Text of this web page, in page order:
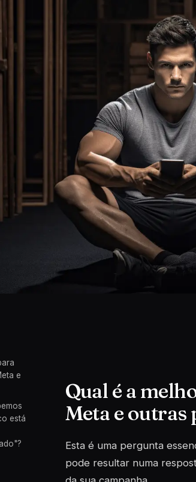
e
está
Qual é a
Meta e
Esta é uma pergunta
pode resultar numa